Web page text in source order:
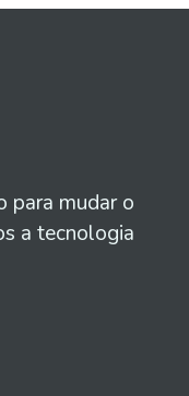
para mudar o
a tecnologia